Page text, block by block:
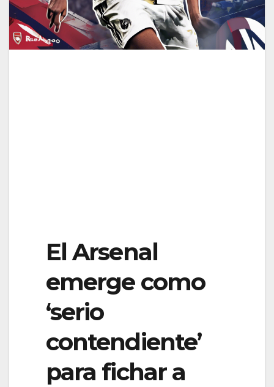
El Arsenal
emerge como
‘serio
contendiente’
para fichar a